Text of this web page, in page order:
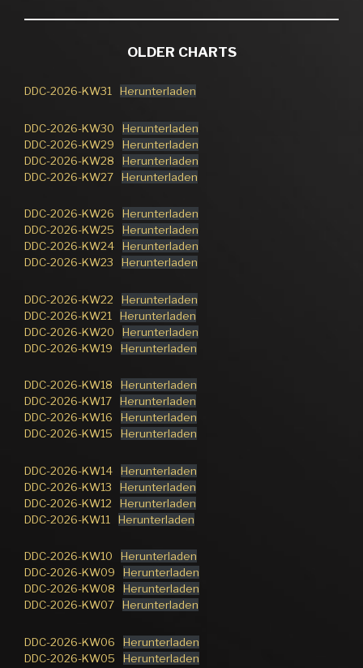
OLDER CHARTS
DDC-2026-KW31 Herunterladen
DDC-2026-KW30
Herunterladen
DDC-2026-KW29
Herunterladen
DDC-2026-KW28
Herunterladen
DDC-2026-KW27
Herunterladen
DDC-2026-KW26
Herunterladen
DDC-2026-KW25
Herunterladen
DDC-2026-KW24
Herunterladen
DDC-2026-KW23
Herunterladen
DDC-2026-KW22
Herunterladen
DDC-2026-KW21
Herunterladen
DDC-2026-KW20
Herunterladen
DDC-2026-KW19
Herunterladen
DDC-2026-KW18
Herunterladen
DDC-2026-KW17
Herunterladen
DDC-2026-KW16
Herunterladen
DDC-2026-KW15
Herunterladen
DDC-2026-KW14
Herunterladen
DDC-2026-KW13
Herunterladen
DDC-2026-KW12
Herunterladen
DDC-2026-KW11
Herunterladen
DDC-2026-KW10
Herunterladen
DDC-2026-KW09
Herunterladen
DDC-2026-KW08
Herunterladen
DDC-2026-KW07
Herunterladen
DDC-2026-KW06
Herunterladen
DDC-2026-KW05
Herunterladen